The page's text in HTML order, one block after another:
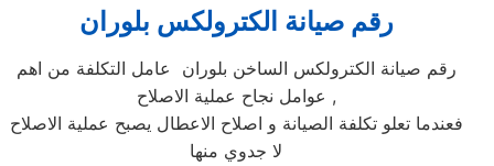
رقم صيانة الكترولكس بلوران
رقم صيانة الكترولكس الساخن بلوران عامل التكلفة من اهم
عوامل نجاح عملية الاصلاح ,
فعندما تعلو تكلفة الصيانة و اصلاح الاعطال يصبح عملية الاصلاح
لا جدوي منها